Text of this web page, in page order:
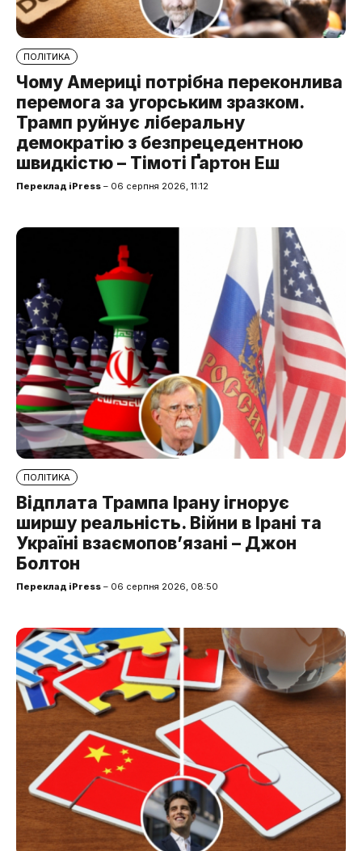
ПОЛІТИКА
Чому Америці потрібна переконлива
перемога за угорським зразком.
Трамп руйнує ліберальну
демократію з безпрецедентною
швидкістю – Тімоті Ґартон Еш
Переклад iPress – 06 серпня 2026, 11:12
ПОЛІТИКА
Відплата Трампа Ірану ігнорує
ширшу реальність. Війни в Ірані та
Україні взаємопов’язані – Джон
Болтон
Переклад iPress – 06 серпня 2026, 08:50